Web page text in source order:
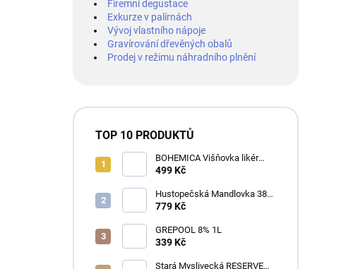
Firemní degustace
Exkurze v palírnách
Vývoj vlastního nápoje
Gravírování dřevěných obalů
Prodej v režimu náhradního plnění
TOP 10 PRODUKTŮ
BOHEMICA Višňovka likér
25% 0,7L
499 Kč
Hustopečská Mandlovka 38%
1L
779 Kč
GREPOOL 8% 1L
339 Kč
Stará Myslivecká RESERVE